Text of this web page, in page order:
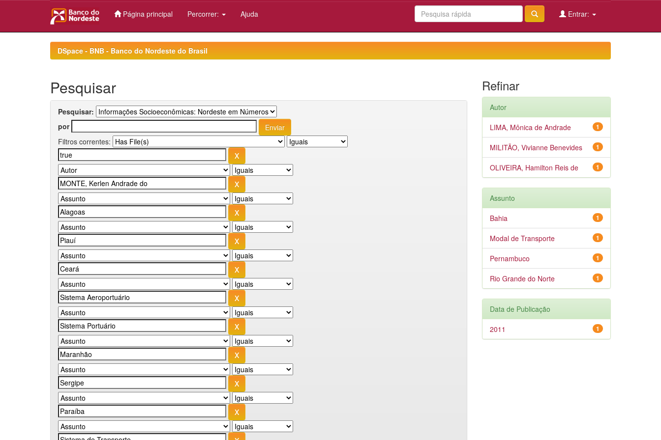
Página principal Percorrer: Ajuda Entrar:
DSpace - BNB - Banco do Nordeste do Brasil
Pesquisar
Pesquisar:
por
Filtros correntes:
Refinar
Autor
1
LIMA, Mônica de Andrade
1
MILITÃO, Vivianne Benevides
1
OLIVEIRA, Hamilton Reis de
Assunto
1
Bahia
1
Modal de Transporte
1
Pernambuco
1
Rio Grande do Norte
Data de Publicação
1
2011